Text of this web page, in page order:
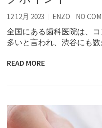
12 12月 2023 ENZO NO
全国にある歯科医院は、
多いと言われ、渋谷にも
READ MORE